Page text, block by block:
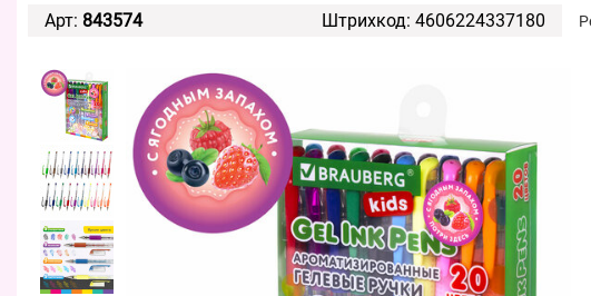
Арт: 843574 Штрихкод: 4606224337180